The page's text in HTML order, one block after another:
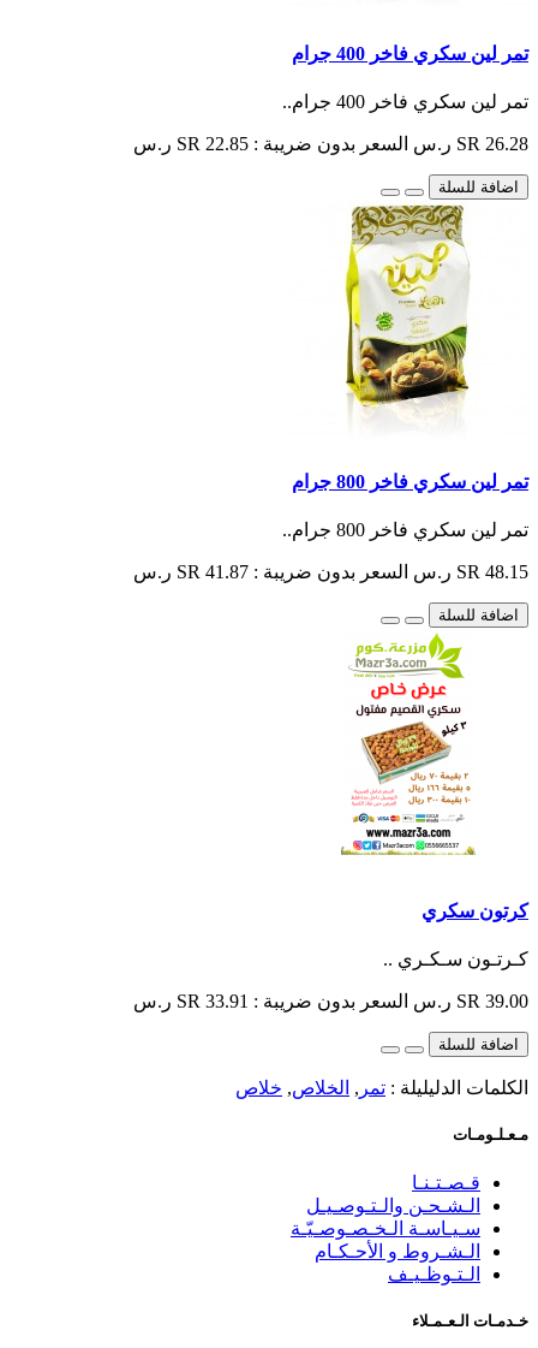
تمر لين سكري فاخر 400 جرام
تمر لين سكري فاخر 400 جرام..
SR 26.28 ر.س السعر بدون ضريبة : SR 22.85 ر.س
اضافة للسلة
تمر لين سكري فاخر 800 جرام
تمر لين سكري فاخر 800 جرام..
SR 48.15 ر.س السعر بدون ضريبة : SR 41.87 ر.س
اضافة للسلة
كرتون سكري
كـرتـون سـكـري ..
SR 39.00 ر.س السعر بدون ضريبة : SR 33.91 ر.س
اضافة للسلة
الكلمات الدليليلة : تمر , الخلاص, خلاص
مـعـلـومـات
قـصـتـنـا
الـشـحـن والـتـوصـيـل
سـيـاسـة الـخـصـوصـيّـة
الـشـروط و الأحـكـام
الـتـوظـيـف
خـدمـات الـعـمـلاء